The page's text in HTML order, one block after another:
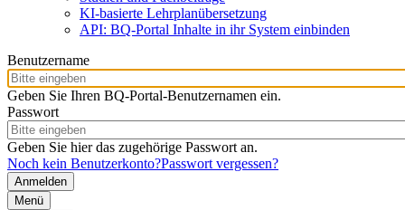
KI-basierte Lehrplanübersetzung
API: BQ-Portal Inhalte in ihr System einbinden
Benutzername
Geben Sie Ihren BQ-Portal-Benutzernamen ein.
Passwort
Geben Sie hier das zugehörige Passwort an.
Noch kein Benutzerkonto?Passwort vergessen?
Menü